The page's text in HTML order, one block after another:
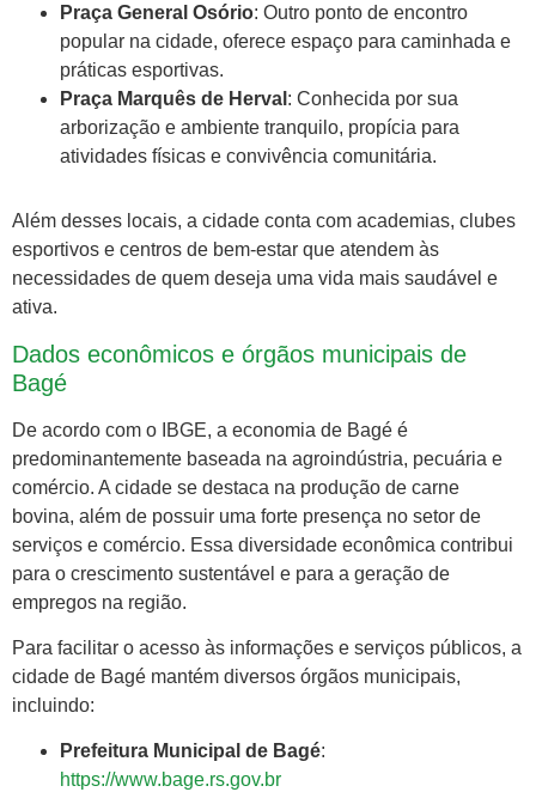
Praça General Osório: Outro ponto de encontro
popular na cidade, oferece espaço para caminhada e
práticas esportivas.
Praça Marquês de Herval : Conhecida por sua
arborização e ambiente tranquilo, propícia para
atividades físicas e convivência comunitária.
Além desses locais, a cidade conta com academias, clubes
esportivos e centros de bem-estar que atendem às
necessidades de quem deseja uma vida mais saudável e
ativa.
Dados econômicos e órgãos municipais de
Bagé
De acordo com o IBGE, a economia de Bagé é
predominantemente baseada na agroindústria, pecuária e
comércio. A cidade se destaca na produção de carne
bovina, além de possuir uma forte presença no setor de
serviços e comércio. Essa diversidade econômica contribui
para o crescimento sustentável e para a geração de
empregos na região.
Para facilitar o acesso às informações e serviços públicos, a
cidade de Bagé mantém diversos órgãos municipais,
incluindo:
Prefeitura Municipal de Bagé:
https://www.bage.rs.gov.br